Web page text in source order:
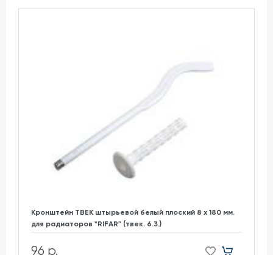
Кронштейн ТВЕК штырьевой белый плоский 8 х 180 мм.
для радиаторов "RIFAR" (твек. 6.3.)
96 р.